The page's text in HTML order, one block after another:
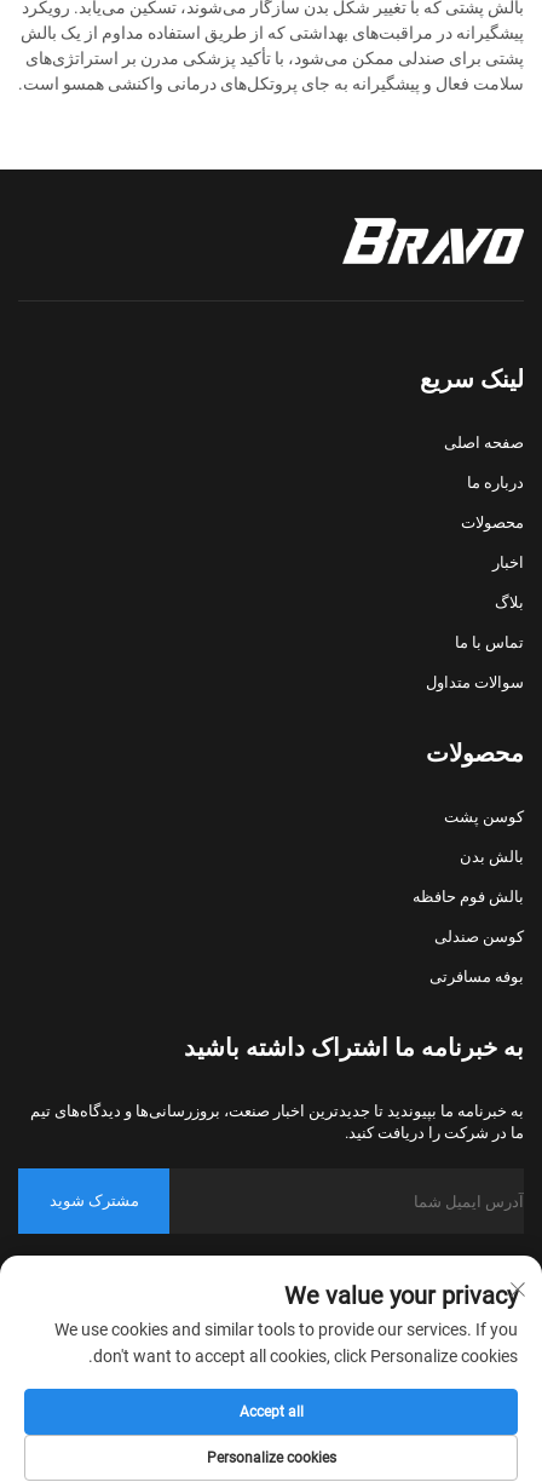
بالش پشتی که با تغییر شکل بدن سازگار می‌شوند، تسکین می‌یابد. رویکرد
پیشگیرانه در مراقبت‌های بهداشتی که از طریق استفاده مداوم از یک بالش
پشتی برای صندلی ممکن می‌شود، با تأکید پزشکی مدرن بر استراتژی‌های
سلامت فعال و پیشگیرانه به جای پروتکل‌های درمانی واکنشی همسو است.
لینک سریع
صفحه اصلی
درباره ما
محصولات
اخبار
بلاگ
تماس با ما
سوالات متداول
محصولات
کوسن پشت
بالش بدن
بالش فوم حافظه
کوسن صندلی
بوفه مسافرتی
به خبرنامه ما اشتراک داشته باشید
به خبرنامه ما بپیوندید تا جدیدترین اخبار صنعت، بروزرسانی‌ها و دیدگاه‌های تیم
ما در شرکت را دریافت کنید.
مشترک شوید
حقوق محفوظ است.
سیاست حریم خصوصی
We value your privacy
We use cookies and similar tools to provide our services. If you
don't want to accept all cookies, click Personalize cookies.
Personalize cookies
Accept all